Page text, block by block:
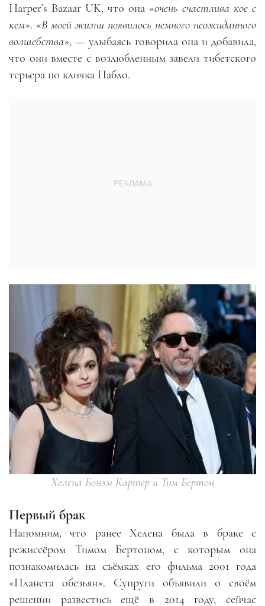
Harper’s Bazaar UK, что она «очень счастлива кое с
кем». «В моей жизни появилось немного неожиданного
волшебства», — улыбаясь говорила она и добавила,
что они вместе с возлюбленным завели тибетского
терьера по кличка Пабло.
Хелена Бонэм Картер и Тим Бертон
Первый брак
Напомним, что ранее Хелена была в браке с
режиссёром Тимом Бертоном, с которым она
познакомилась на съёмках его фильма 2001 года
«Планета обезьян». Супруги объявили о своём
решении развестись ещё в 2014 году, сейчас